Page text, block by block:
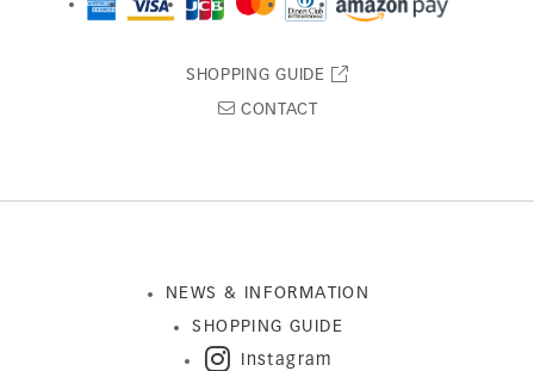
SHOPPING GUIDE
CONTACT
NEWS & INFORMATION
SHOPPING GUIDE
Instagram